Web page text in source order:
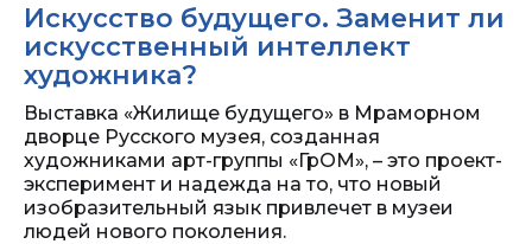
Искусство будущего. Заменит ли
искусственный интеллект
художника?
Выставка «Жилище будущего» в Мраморном
дворце Русского музея, созданная
художниками арт-группы «ГрОМ», – это проект-
эксперимент и надежда на то, что новый
изобразительный язык привлечет в музеи
людей нового поколения.